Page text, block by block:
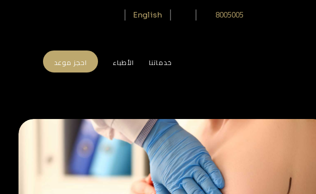
8005005‎
English
خدماتنا الأطباء احجز موعد